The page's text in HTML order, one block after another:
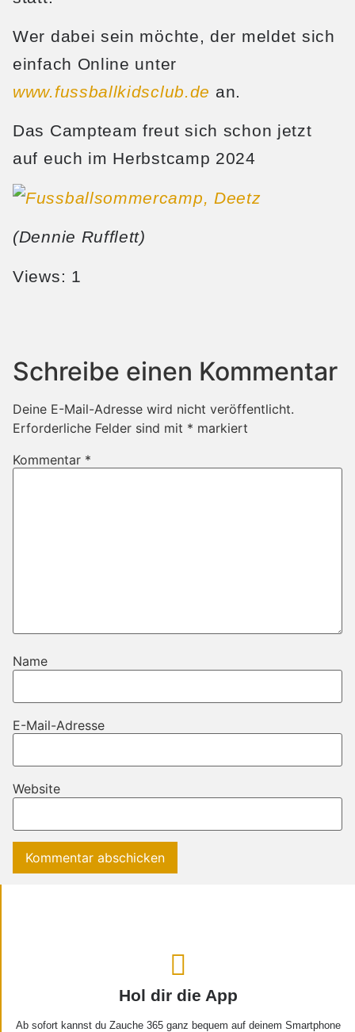
Wer dabei sein möchte, der meldet sich
einfach Online unter
www.fussballkidsclub.de an.
Das Campteam freut sich schon jetzt
auf euch im Herbstcamp 2024
(Dennie Rufflett)
Views: 1
Schreibe einen Kommentar
Deine E-Mail-Adresse wird nicht veröffentlicht.
Erforderliche Felder sind mit * markiert
Kommentar *
Name
E-Mail-Adresse
Website
Hol dir die App
Ab sofort kannst du Zauche 365 ganz bequem auf deinem Smartphone